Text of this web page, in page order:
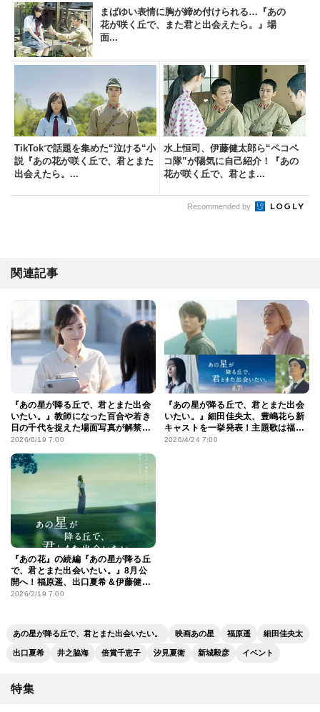
まばゆい表情に胸が締め付けられる…『あの
花が咲く丘で、また君と出会えたら。』場
面...
TikTokで話題を集めた“泣ける“小
説『あの花が咲く丘で、君とまた
出会えたら。...
水上恒司、伊藤健太郎ら“ペコペ
コ隊”が陽気に自己紹介！『あの
花が咲く丘で、君とま...
Recommended by
関連記事
『あの星が降る丘で、君とまた出会
いたい。』教師になった百合や若き
日の千代を捉えた場面写真が解禁！
最新予告も到着
2026/6/19 7:00
『あの星が降る丘で、君とまた出会
いたい。』細田佳央太、豊嶋花ら新
キャストを一挙発表！主題歌は福山
雅治が続投
2026/4/24 7:00
『あの花』の続編『あの星が降る丘
で、君とまた出会いたい。』8月公
開へ！福原遥、出口夏希＆伊藤健太
郎続投決定
2026/2/19 7:00
あの星が降る丘で、君とまた出会いたい。 映画あの星 福原遥 細田佳央太
出口夏希 井之脇海 倍賞千恵子 汐見夏衛 新城毅彦 イベント
特集